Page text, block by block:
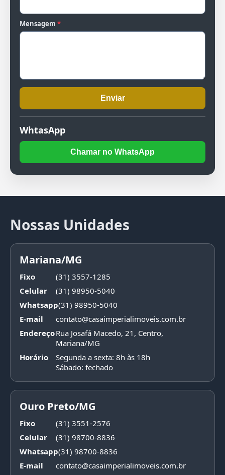
Mensagem *
Enviar
WhtasApp
Chamar no WhatsApp
Nossas Unidades
Mariana/MG
Fixo
(31) 3557-1285
Celular
(31) 98950-5040
Whatsapp(31) 98950-5040
E-mail
contato@casaimperialimoveis.com.br
EndereçoRua Josafá Macedo, 21, Centro,
Mariana/MG
Horário
Segunda a sexta: 8h às 18h
Sábado: fechado
Ouro Preto/MG
Fixo
(31) 3551-2576
Celular
(31) 98700-8836
Whatsapp(31) 98700-8836
E-mail
contato@casaimperialimoveis.com.br